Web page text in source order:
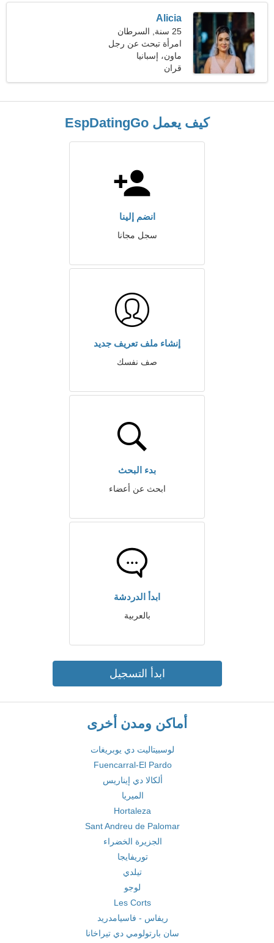
Alicia
25 سنة, السرطان
امرأة تبحث عن رجل
ماون، إسبانيا
قران
كيف يعمل EspDatingGo
انضم إلينا
سجل مجانا
إنشاء ملف تعريف جديد
صف نفسك
بدء البحث
ابحث عن أعضاء
ابدأ الدردشة
بالعربية
ابدأ التسجيل
أماكن ومدن أخرى
لوسبيتاليت دي يوبريغات
Fuencarral-El Pardo
ألكالا دي إيناريس
الميريا
Hortaleza
Sant Andreu de Palomar
الجزيرة الخضراء
توريفايجا
تيلدي
لوجو
Les Corts
ريفاس - فاسيامدريد
سان بارتولومي دي تيراخانا